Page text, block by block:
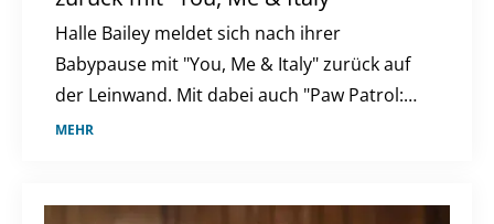
Halle Bailey meldet sich nach ihrer
Babypause mit "You, Me & Italy" zurück auf
der Leinwand. Mit dabei auch "Paw Patrol:
Der Dino Film" und "Nightborn". Ein
MEHR